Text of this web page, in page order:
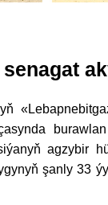
agzybir
şanly 33